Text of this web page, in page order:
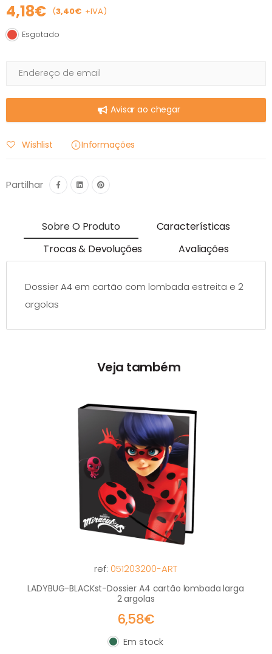
4,18€ (3,40€ +IVA)
Esgotado
Esgotado
Avisar ao chegar
Wishlist Informações
Partilhar
Sobre O Produto
Características
Trocas & Devoluções
Avaliações
Dossier A4 em cartão com lombada estreita e 2
argolas
Veja também
ref: 051203200-ART
LADYBUG-BLACKst-Dossier A4 cartão lombada larga
2 argolas
6,58€
Em stock
Em stock